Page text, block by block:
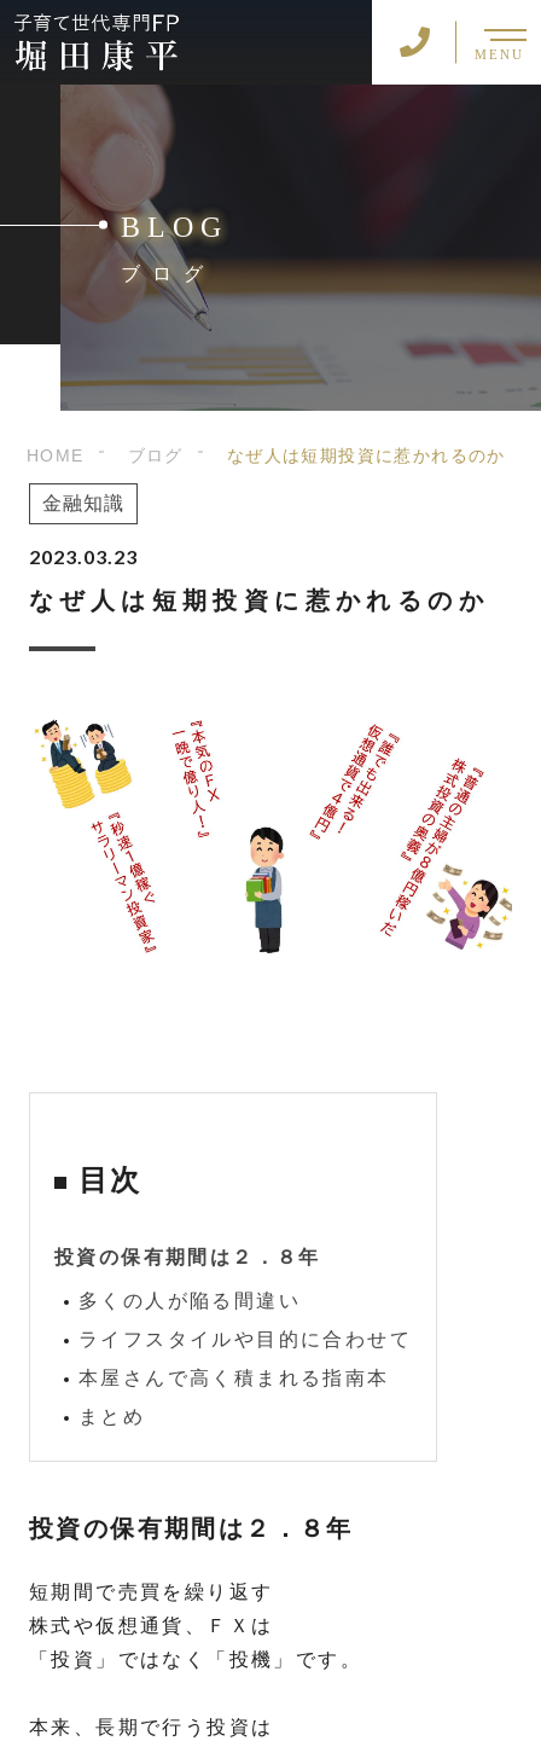
MENU
BLOG
ブログ
HOME ブログ なぜ人は短期投資に惹かれるのか
金融知識
2023.03.23
なぜ人は短期投資に惹かれるのか
目次
投資の保有期間は２．８年
多くの人が陥る間違い
ライフスタイルや目的に合わせて
本屋さんで高く積まれる指南本
まとめ
投資の保有期間は２．８年
短期間で売買を繰り返す
株式や仮想通貨、ＦＸは
「投資」ではなく「投機」です。
本来、長期で行う投資は